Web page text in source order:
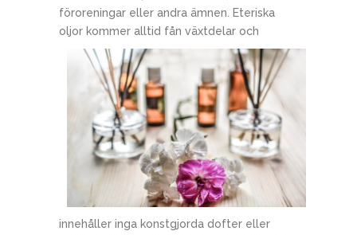
föroreningar eller andra ämnen. Eteriska
oljor kommer alltid fån växtdelar och
innehåller inga konstgjorda dofter eller